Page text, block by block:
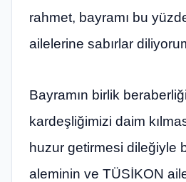
rahmet, bayramı bu
ailelerine sabırlar
Bayramın birlik
kardeşliğimizi daim
huzur getirmesi dileğiyle
aleminin ve TÜSİKON